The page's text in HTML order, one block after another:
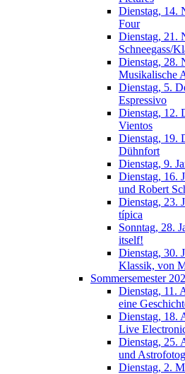
Dienstag, 14.
Four
Dienstag, 21.
Schneegass/
Dienstag, 28.
Musikalische
Dienstag, 5.
Espressivo
Dienstag, 12.
Vientos
Dienstag, 19.
Dühnfort
Dienstag, 9.
Dienstag, 16.
und Robert
Dienstag, 23.
típica
Sonntag, 28.
itself!
Dienstag, 30.
Klassik, von
Sommersemester
Dienstag, 11.
eine
Dienstag, 18.
Live
Dienstag, 25.
und
Dienstag, 2.